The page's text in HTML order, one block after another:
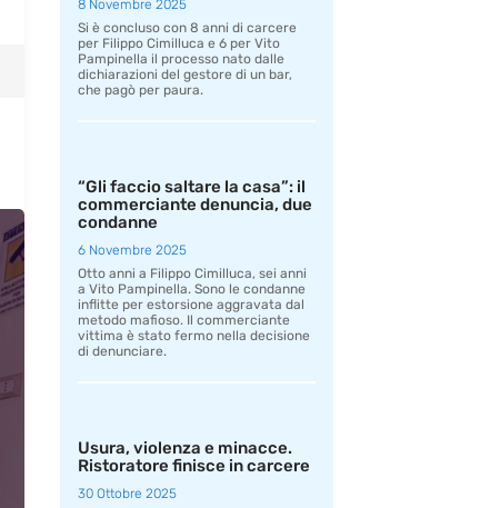
8 Novembre 2025
Si è concluso con 8 anni di carcere
per Filippo Cimilluca e 6 per Vito
Pampinella il processo nato dalle
dichiarazioni del gestore di un bar,
che pagò per paura.
“Gli faccio saltare la casa”: il
commerciante denuncia, due
condanne
6 Novembre 2025
Otto anni a Filippo Cimilluca, sei anni
a Vito Pampinella. Sono le condanne
inflitte per estorsione aggravata dal
metodo mafioso. Il commerciante
vittima è stato fermo nella decisione
di denunciare.
Usura, violenza e minacce.
Ristoratore finisce in carcere
30 Ottobre 2025